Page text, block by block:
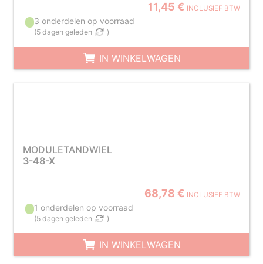
11,45 € INCLUSIEF BTW
3 onderdelen op voorraad
(5 dagen geleden )
IN WINKELWAGEN
MODULETANDWIEL
3-48-X
68,78 € INCLUSIEF BTW
1 onderdelen op voorraad
(5 dagen geleden )
IN WINKELWAGEN